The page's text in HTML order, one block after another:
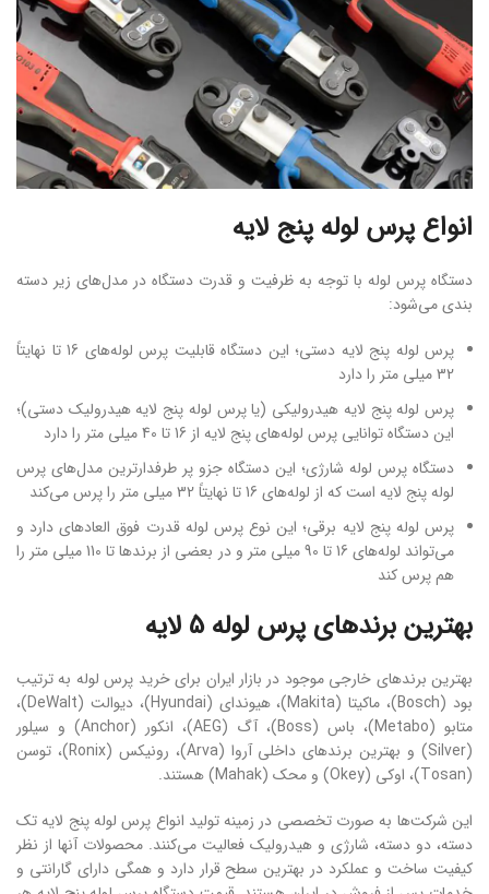
انواع پرس لوله پنج لایه
دستگاه پرس لوله با توجه به ظرفیت و قدرت دستگاه در مدل‌های زیر دسته
بندی می‌شود:
پرس لوله پنج لایه دستی؛ این دستگاه قابلیت پرس لوله‌های 16 تا نهایتاً
32 میلی ‌متر را دارد
پرس لوله پنج لایه هیدرولیکی (یا پرس لوله پنج لایه هیدرولیک دستی)؛
این دستگاه توانایی پرس لوله‌های پنج لایه از 16 تا 40 میلی ‌متر را دارد
دستگاه پرس لوله شارژی؛ این دستگاه جزو پر طرفدارترین مدل‌های پرس
لوله پنج لایه است که از لوله‌های 16 تا نهایتاً 32 میلی ‌متر را پرس می‌کند
پرس لوله پنج لایه برقی؛ این نوع پرس لوله قدرت فوق العاده­ای دارد و
می‌تواند لوله‌های 16 تا 90 میلی ‌متر و در بعضی از برندها تا 110 میلی ‌متر را
هم پرس کند
بهترین برندهای پرس لوله 5 لایه
بهترین برندهای خارجی موجود در بازار ایران برای خرید پرس لوله به ‌ترتیب
بود (Bosch)، ماکیتا (Makita)، هیوندای (Hyundai)، دیوالت (DeWalt)،
متابو (Metabo)، باس (Boss)، آگ (AEG)، انکور (Anchor) و سیلور
(Silver) و بهترین برندهای داخلی آروا (Arva)، رونیکس (Ronix)، توسن
(Tosan)، اوکی (Okey) و محک (Mahak) هستند.
این شرکت‌ها به‌ صورت تخصصی در زمینه تولید انواع پرس لوله پنج لایه تک
دسته، دو دسته، شارژی و هیدرولیک فعالیت می‌کنند. محصولات آنها از نظر
کیفیت ساخت و عملکرد در بهترین سطح قرار دارد و همگی دارای گارانتی و